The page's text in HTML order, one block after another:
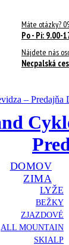
Máte otázky?
Po - Pi: 9.00-
Nájdete nás
Necpalská
DOMOV
ZIMA
LYŽE
BEŽKY
ZJAZDOVÉ
ALL MOUNTAIN
SKIALP